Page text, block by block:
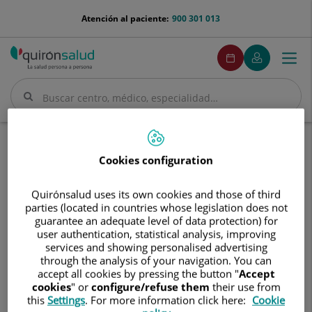
menu-
900 301 013
Atención al paciente:
Buscar
Buscar
menuPedirCita
Pedir
cita
Mi
Quirónsalud
Menú
III Curso de Cirugía Menor para Médicos de Atención Primaria
Curso
Cirugía
Médicos
Atención
III Curso de Cirugía Menor para
Médicos de Atención Primaria
19 de junio de 2025
Cookies configuration
Quirónsalud uses its own cookies and those of third
parties (located in countries whose legislation does not
guarantee an adequate level of data protection) for
user authentication, statistical analysis, improving
services and showing personalised advertising
through the analysis of your navigation. You can
accept all cookies by pressing the button "Accept
cookies" or configure/refuse them their use from
this Settings. For more information click here: Cookie